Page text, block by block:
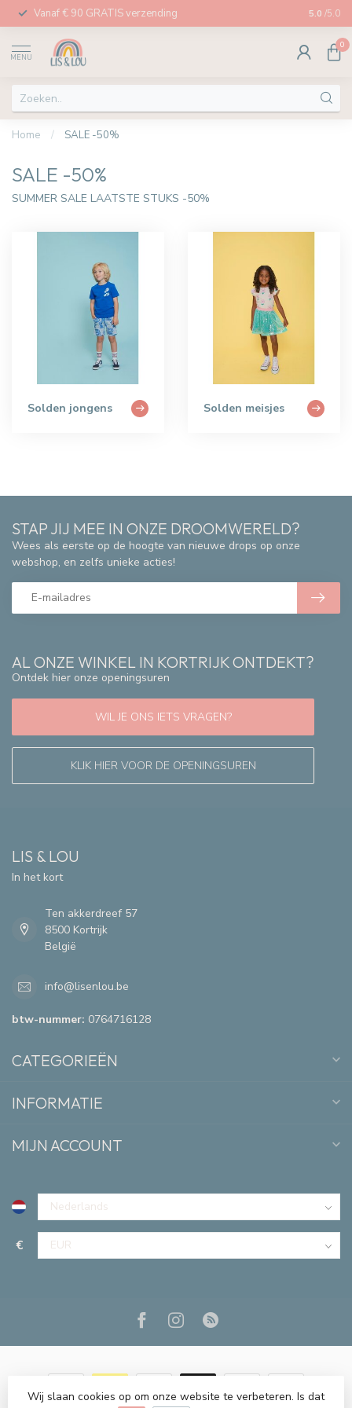
Vanaf € 90 GRATIS verzending Afhalen
5.0 /5.0
MENU
0
Home / SALE -50%
SALE -50%
SUMMER SALE LAATSTE STUKS -50%
Solden jongens Solden meisjes
AL ONZE WINKEL IN KORTRIJK ONTDEKT?
Ontdek hier onze openingsuren
WIL JE ONS IETS VRAGEN?
KLIK HIER VOOR DE OPENINGSUREN
STAP JIJ MEE IN ONZE DROOMWERELD?
Wees als eerste op de hoogte van nieuwe drops op onze
webshop, en zelfs unieke acties!
LIS & LOU
In het kort
Ten akkerdreef 57
8500 Kortrijk
België
info@lisenlou.be
btw-nummer: 0764716128
CATEGORIEËN
INFORMATIE
MIJN ACCOUNT
€
Wij slaan cookies op om onze website te verbeteren. Is dat